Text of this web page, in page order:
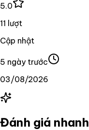
5.0
11 lượt
Cập nhật
5 ngày trước
03/08/2026
Đánh giá nhanh